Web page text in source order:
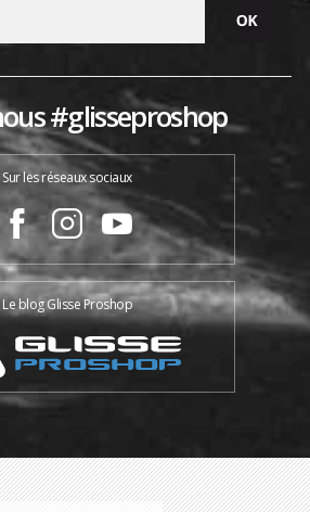
#glisseproshop
Sur les réseaux sociaux
Le blog Glisse Proshop